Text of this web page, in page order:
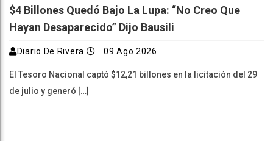
$4 Billones Quedó Bajo La Lupa: “No Creo Que
Hayan Desaparecido” Dijo Bausili
Diario De Rivera 09 Ago 2026
El Tesoro Nacional captó $12,21 billones en la licitación del 29
de julio y generó […]